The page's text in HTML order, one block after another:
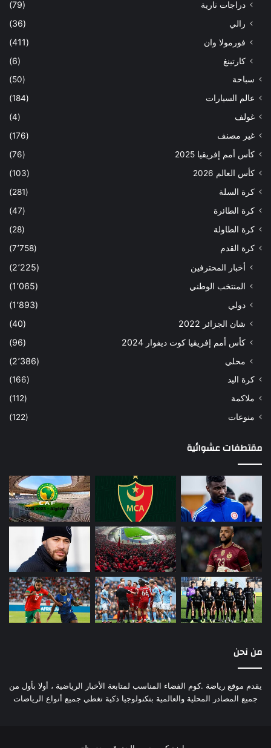
دراجات نارية
(79)
رالي
(36)
فورمولا وان
(411)
كارتينغ
(6)
سباحة
(50)
عالم السيارات
(184)
غولف
(4)
غير مصنف
(176)
كأس أمم إفريقيا 2025
(76)
كأس العالم 2026
(103)
كرة السلة
(281)
كرة الطائرة
(47)
كرة الطاولة
(28)
كرة القدم
(7٬758)
أخبار المحترفين
(2٬225)
المنتخب الوطني
(1٬065)
دولي
(1٬893)
شان الجزائر 2022
(40)
كأس أمم إفريقيا كوت ديفوار 2024
(96)
محلي
(2٬386)
كرة اليد
(166)
ملاكمة
(112)
منوعات
(122)
مقتطفات عشوائية
من نحن
يقدم موقع رياضة .كوم الفضاء المناسب لمتابعة الأخبار الرياضية ، أولا بأول من
جميع المصادر المحلية والعالمية بتكنولوجيا ذكية تغطي جميع أنواع الرياضات